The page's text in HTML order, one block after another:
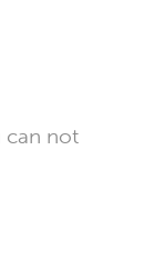
can not